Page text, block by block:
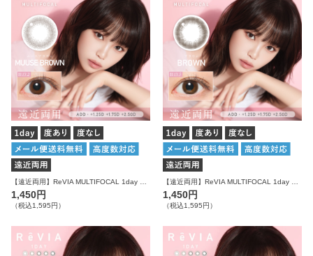
【遠近両用】ReVIA MULTIFOCAL 1day CIRCLE ムースブラウン 10枚入り レヴィア カラコン
1,450円
（税込1,595円）
【遠近両用】ReVIA MULTIFOCAL 1day CIRCLE ブラウン 10枚入り レヴィア カラコン
1,450円
（税込1,595円）